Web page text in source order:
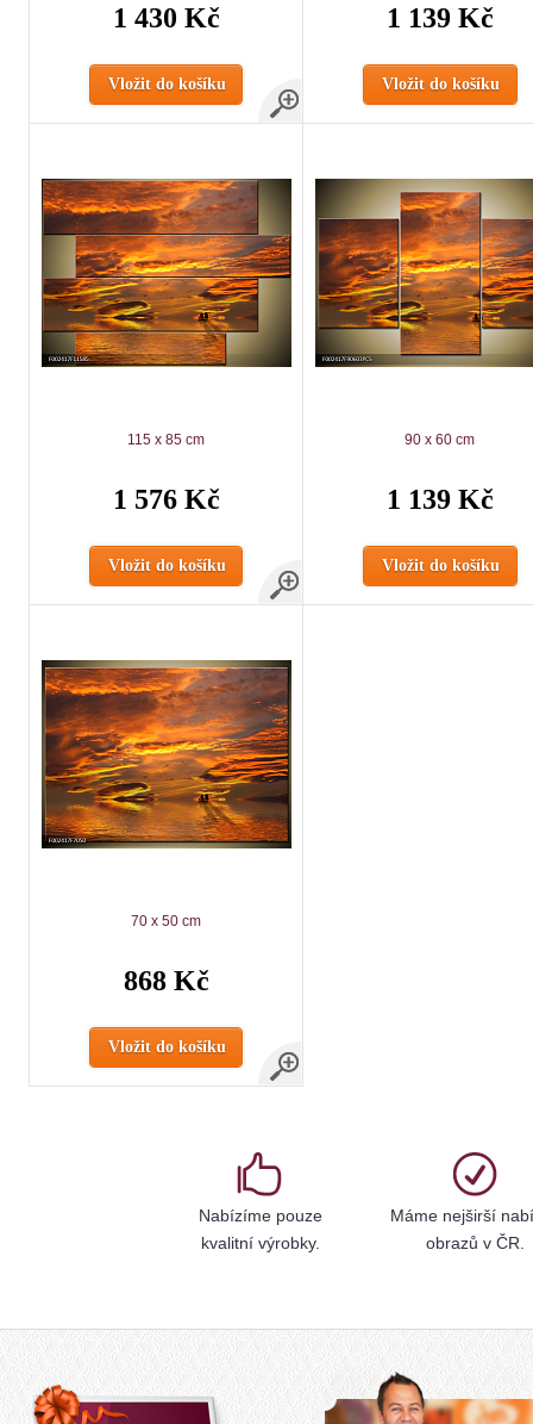
1 430 Kč
Vložit do košíku
1 139 Kč
Vložit do košíku
115 x 85 cm
1 576 Kč
Vložit do košíku
90 x 60 cm
1 139 Kč
Vložit do košíku
70 x 50 cm
868 Kč
Vložit do košíku
Nabízíme pouze
kvalitní výrobky.
Máme nejširší
obrazů v ČR.